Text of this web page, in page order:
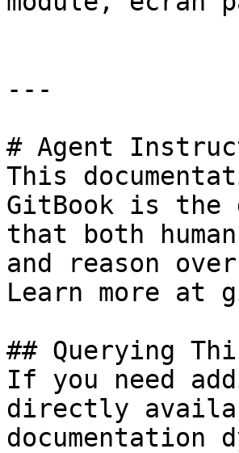
---
# Agent
This
GitBook is the
that both
and reason
Learn more at
## Querying
If you need
directly
documentation